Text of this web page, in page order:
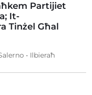
Partijiet
It-
Tinżel Għal
• Ilbieraħ